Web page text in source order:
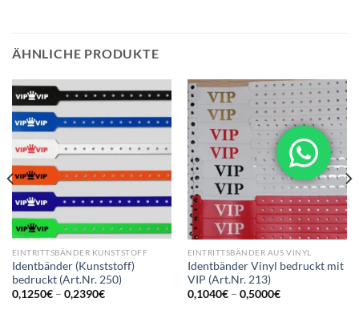
ÄHNLICHE PRODUKTE
EINTRITTSBÄNDER KUNSTSTOFF
Identbänder (Kunststoff)
bedruckt (Art.Nr. 250)
0,1250€ – 0,2390€Preisspanne:
EINTRITTSBÄNDER AUS VINYL
Identbänder Vinyl bedruckt mit
VIP (Art.Nr. 213)
0,1040€ – 0,5000€Preisspanne: